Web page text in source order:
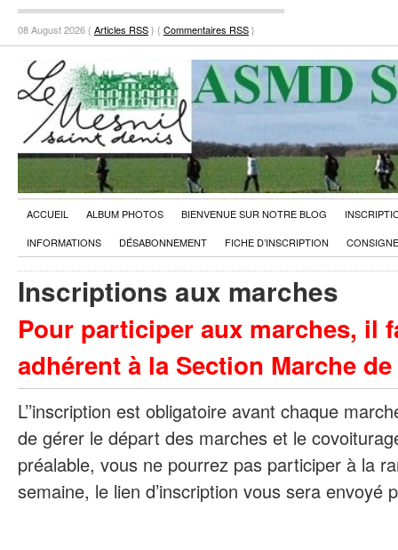
08 August 2026 { Articles RSS} { Commentaires RSS}
ACCUEIL ALBUM PHOTOS BIENVENUE SUR NOTRE BLOG
INFORMATIONS
DÉSABONNEMENT FICHE D’INSCRIPTION
Inscriptions aux marches
Pour participer aux marches, il
adhérent à la Section Marche de
L’’inscription est obligatoire avant chaque
de gérer le départ des marches et le
préalable, vous ne pourrez pas participer à la
semaine, le lien d’inscription vous sera envoyé